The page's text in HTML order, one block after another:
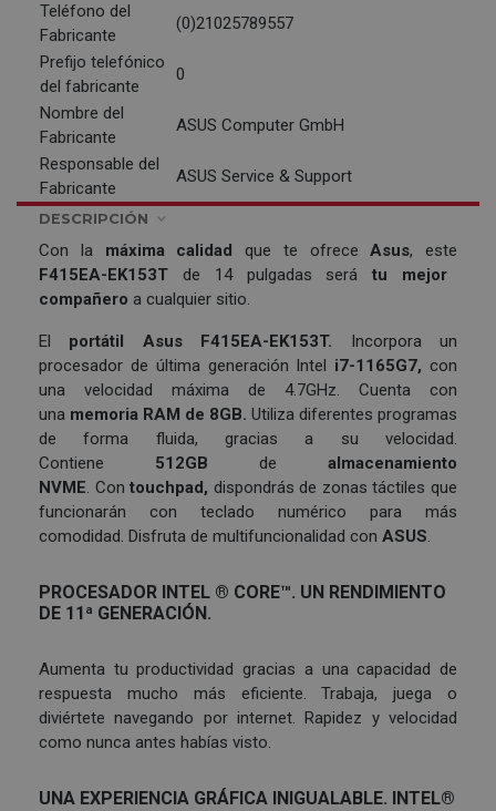
Teléfono del
Fabricante
(0)21025789557
Prefijo telefónico
del fabricante
0
Nombre del
Fabricante
ASUS Computer GmbH
Responsable del
Fabricante
ASUS Service & Support
DESCRIPCIÓN
Con la máxima calidad que te ofreceAsus, este
F415EA-EK153T de 14 pulgadas será tu mejor
compañero a cualquier sitio.
El portátil Asus F415EA-EK153T. Incorpora un
procesador de última generación Intel i7-1165G7, con
una velocidad máxima de 4.7GHz. Cuenta con
una memoria RAM de 8GB. Utiliza diferentes programas
de forma fluida, gracias a su velocidad.
Contiene 512GB de almacenamiento
NVME. Contouchpad, dispondrás de zonas táctiles que
funcionarán con teclado numérico para más
comodidad. Disfruta de multifuncionalidad con ASUS.
PROCESADOR INTEL ® CORE™. UN RENDIMIENTO
DE 11ª GENERACIÓN.
Aumenta tu productividad gracias a una capacidad de
respuesta mucho más eficiente. Trabaja, juega o
diviértete navegando por internet. Rapidez y velocidad
como nunca antes habías visto.
UNA EXPERIENCIA GRÁFICA INIGUALABLE. INTEL®